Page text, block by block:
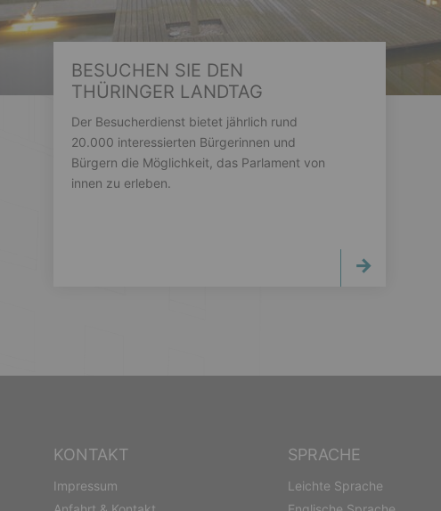
BESUCHEN SIE DEN
THÜRINGER LANDTAG
Der Besucherdienst bietet jährlich rund
20.000 interessierten Bürgerinnen und
Bürgern die Möglichkeit, das Parlament von
innen zu erleben.
KONTAKT
Impressum
SPRACHE
Leichte Sprache